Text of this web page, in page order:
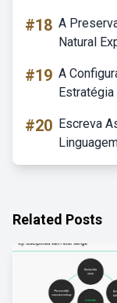
#18 A
Natural
#19 A
#20 Escreva
Related Posts